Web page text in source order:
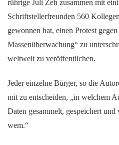
rührige Juli Zeh zusammen mit
Schriftstellerfreunden 560
gewonnen hat, einen Protest
Massenüberwachung“ zu
weltweit zu veröffentlichen.
Jeder einzelne Bürger, so die
mit zu entscheiden, „in welchem
Daten gesammelt, gespeichert
wem.“